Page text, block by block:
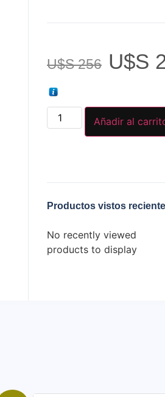
U$S256 U$S
Añadir al
Productos vistos
No recently viewed
products to display